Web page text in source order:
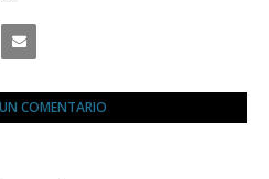
COMENTARIO